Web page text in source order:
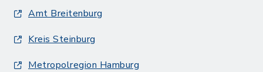
Amt Breitenburg
Kreis Steinburg
Metropolregion Hamburg